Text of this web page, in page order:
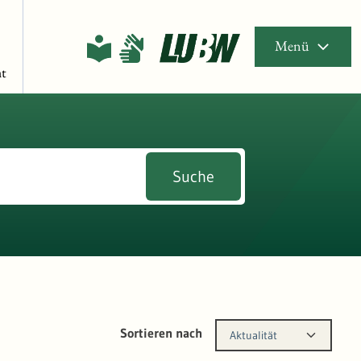
Menü
Suche
Sortieren nach Aktualität